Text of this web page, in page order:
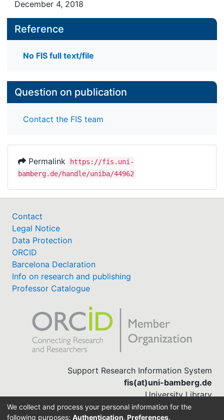
December 4, 2018
Reference
No FIS full text/file
Question on publication
Contact the FIS team
Permalink
https://fis.uni-
bamberg.de/handle/uniba/44962
Contact
Legal Notice
Data Protection
ORCID
Barcelona Declaration
Info on research and publishing
Professor Catalogue
Support Research Information System
fis(at)uni-bamberg.de
University Library
(0951) 863-1568
We collect and process your personal information for the
following purposes: Authentication, Preferences,